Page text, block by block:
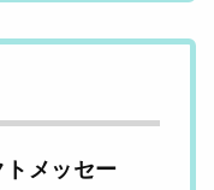
メッセー